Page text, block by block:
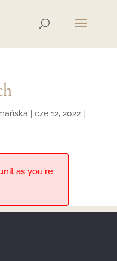
cze 12, 2022|
as you're